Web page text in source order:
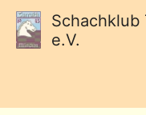
Schachklub
e.V.